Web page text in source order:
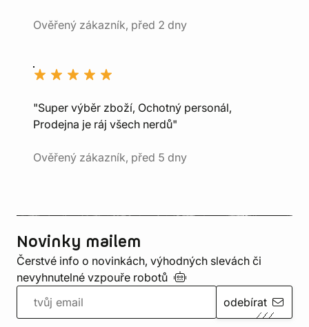
Ověřený zákazník, před 2 dny
"Super výběr zboží, Ochotný personál,
Prodejna je ráj všech nerdů"
Ověřený zákazník, před 5 dny
Novinky mailem
Čerstvé info o novinkách, výhodných slevách či
nevyhnutelné vzpouře robotů
odebírat